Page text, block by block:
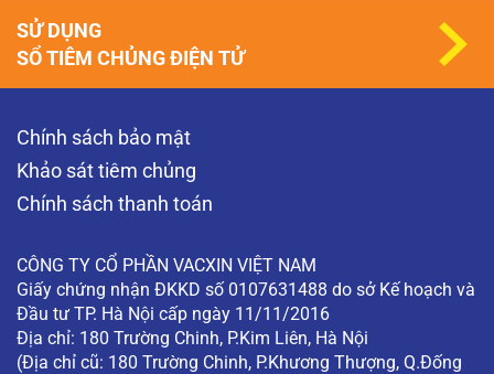
Chính sách bảo mật
Khảo sát tiêm chủng
Chính sách thanh toán
CÔNG TY CỔ PHẦN VACXIN VIỆT NAM
Giấy chứng nhận ĐKKD số 0107631488 do sở Kế hoạch và
Đầu tư TP. Hà Nội cấp ngày 11/11/2016
Địa chỉ: 180 Trường Chinh, P.Kim Liên, Hà Nội
(Địa chỉ cũ: 180 Trường Chinh, P.Khương Thượng, Q.Đống
SỬ DỤNG
SỔ TIÊM CHỦNG ĐIỆN TỬ